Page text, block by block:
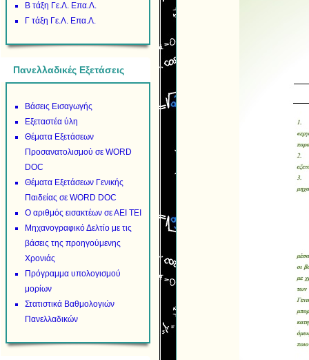
Β τάξη Γε.Λ. Επα.Λ.
Γ τάξη Γε.Λ. Επα.Λ.
Πανελλαδικές Εξετάσεις
Βάσεις Εισαγωγής
Εξεταστέα ύλη
Θέματα Εξετάσεων
Προσανατολισμού σε WORD
DOC
Θέματα Εξετάσεων Γενικής
Παιδείας σε WORD DOC
Ο αριθμός εισακτέων σε ΑΕΙ ΤΕΙ
Μηχανογραφικό Δελτίο με τις
βάσεις της προηγούμενης
Χρονιάς
Πρόγραμμα υπολογισμού
μορίων
Στατιστικά Βαθμολογιών
Πανελλαδικών